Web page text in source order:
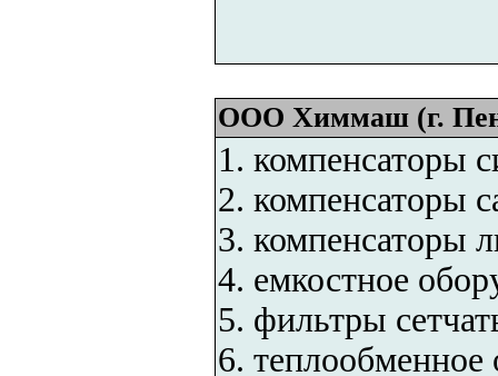
ООО Химмаш (г.
1. компенсаторы
2. компенсаторы
3. компенсаторы
4. емкостное
5. фильтры
6. теплообменное